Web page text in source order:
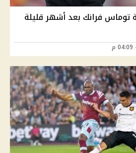
فرانك بعد أشهر قليلة